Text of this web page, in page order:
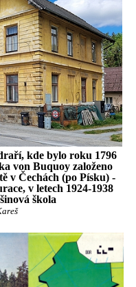
kde bylo roku 1796
von Buquoy založeno
v Čechách (po Písku) -
v letech 1924-1938
škola